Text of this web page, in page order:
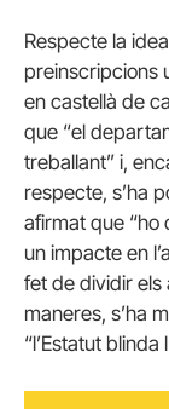
Respecte la
preinscripcions
en castellà de
que “el
treballant” i,
respecte, s’ha
afirmat que “ho
un impacte en
fet de dividir els
maneres, s’ha
“l’Estatut blinda